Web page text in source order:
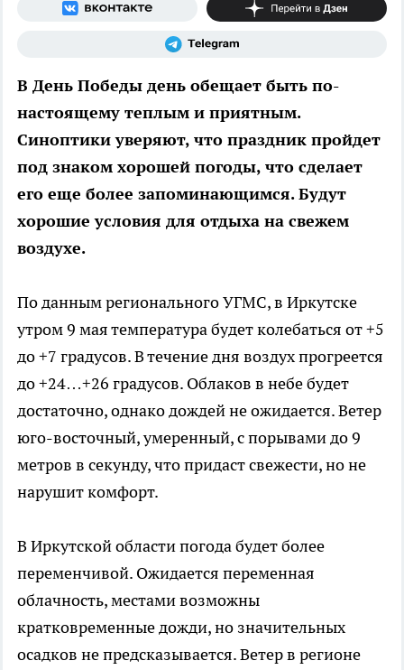
В День Победы день обещает быть по-
настоящему теплым и приятным.
Синоптики уверяют, что праздник пройдет
под знаком хорошей погоды, что сделает
его еще более запоминающимся. Будут
хорошие условия для отдыха на свежем
воздухе.
По данным регионального УГМС, в Иркутске
утром 9 мая температура будет колебаться от +5
до +7 градусов. В течение дня воздух прогреется
до +24…+26 градусов. Облаков в небе будет
достаточно, однако дождей не ожидается. Ветер
юго-восточный, умеренный, с порывами до 9
метров в секунду, что придаст свежести, но не
нарушит комфорт.
В Иркутской области погода будет более
переменчивой. Ожидается переменная
облачность, местами возможны
кратковременные дожди, но значительных
осадков не предсказывается. Ветер в регионе